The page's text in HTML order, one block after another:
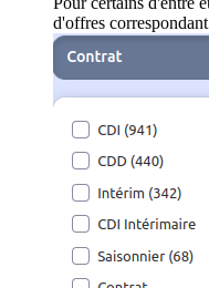
d'offres